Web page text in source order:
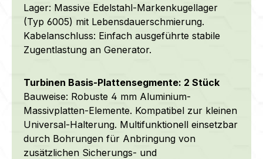
Lager: Massive Edelstahl-Markenkugellager
(Typ 6005) mit Lebensdauerschmierung.
Kabelanschluss: Einfach ausgeführte stabile
Zugentlastung an Generator.
Turbinen Basis-Plattensegmente: 2 Stück
Bauweise: Robuste 4 mm Aluminium-
Massivplatten-Elemente. Kompatibel zur kleinen
Universal-Halterung. Multifunktionell einsetzbar
durch Bohrungen für Anbringung von
zusätzlichen Sicherungs- und